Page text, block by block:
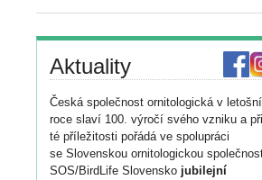
Aktuality
Česká společnost ornitologická v
roce slaví 100. výročí svého vzniku a při
té příležitosti pořádá ve spolupráci
se Slovenskou ornitologickou
SOS/BirdLife Slovensko jubilejní